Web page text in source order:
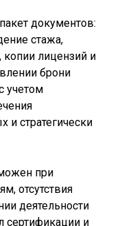
документов:
стажа,
лицензий и
брони
учетом
и стратегически
при
отсутствия
деятельности
сертификации и